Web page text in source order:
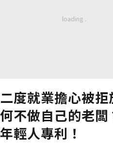
二度就業擔心被拒
何不做自己的老
年輕人專利！